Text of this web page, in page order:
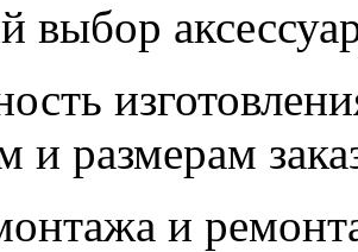
и размерам
и